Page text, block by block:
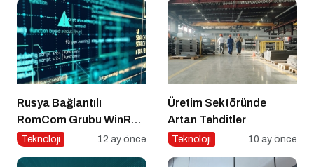
Rusya Bağlantılı
RomCom Grubu WinRAR
Açığını Hedef Aldı
Teknoloji 12 ay önce
Üretim Sektöründe
Artan Tehditler
Teknoloji 10 ay önce